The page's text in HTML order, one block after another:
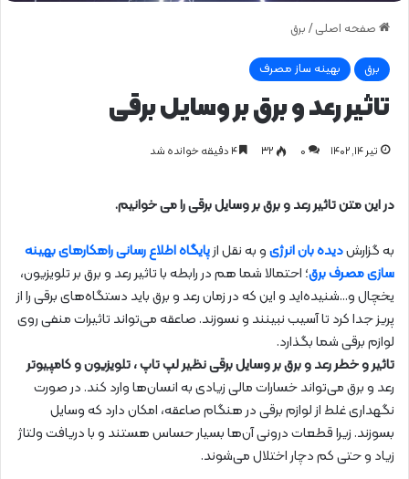
صفحه اصلی / برق
برق بهینه ساز مصرف
تاثیر رعد و برق بر وسایل برقی
تیر ۱۴, ۱۴۰۲ 0 ۳۲
در این متن تاثیر رعد و برق بر وسایل برقی را می خوانیم.
به گزارشدیده بان انرژیو به نقل ازپایگاه اطلاع رسانی راهکارهای بهینه
سازی مصرف برق؛ احتمالا شما هم در رابطه با تاثیر رعد و برق بر تلویزیون،
یخچال و…شنیده‌اید و این که در زمان رعد و برق باید دستگاه‌های برقی را از
پریز جدا کرد تا آسیب نبینند و نسوزند. صاعقه می‌تواند تاثیرات منفی روی
لوازم برقی شما بگذارد.
تاثیر و خطر رعد و برق بر وسایل برقی نظیر لپ تاپ ، تلویزیون و کامپیوتر
رعد و برق می‌تواند خسارات مالی زیادی به انسان‌ها وارد کند. در صورت
نگهداری غلط از لوازم برقی در هنگام صاعقه، امکان دارد که وسایل
بسوزند. زیرا قطعات درونی آن‌ها بسیار حساس هستند و با دریافت ولتاژ
زیاد و حتی کم دچار اختلال می‌شوند.